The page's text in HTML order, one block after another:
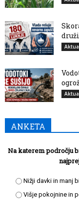
ANKETA
Na katerem področju
Nižji davki in manj
Višje pokojnine in